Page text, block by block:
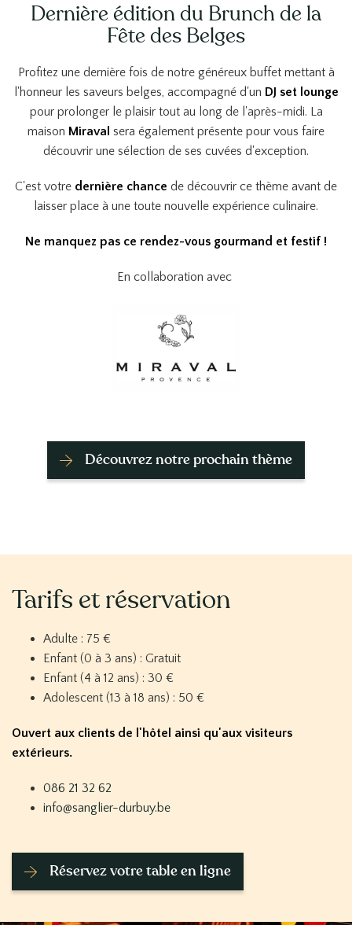
Dernière édition du Brunch de la
Fête des Belges
Profitez une dernière fois de notre généreux buffet mettant à
l'honneur les saveurs belges, accompagné d'un DJ set lounge
pour prolonger le plaisir tout au long de l'après-midi. La
maison Miraval sera également présente pour vous faire
découvrir une sélection de ses cuvées d'exception.
C'est votre dernière chance de découvrir ce thème avant de
laisser place à une toute nouvelle expérience culinaire.
Ne manquez pas ce rendez-vous gourmand et festif !
En collaboration avec
Découvrez notre prochain thème
Contenu
Tarifs et réservation
Adulte : 75 €
Enfant (0 à 3 ans) : Gratuit
Enfant (4 à 12 ans) : 30 €
Adolescent (13 à 18 ans) : 50 €
Ouvert aux clients de l'hôtel ainsi qu'aux visiteurs
extérieurs.
086 21 32 62
info@sanglier-durbuy.be
Réservez votre table en ligne